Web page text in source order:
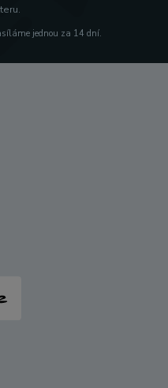
jednou za 14 dní.